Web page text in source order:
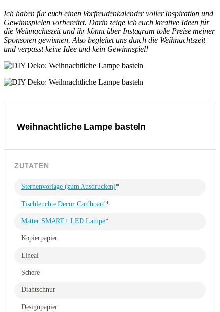
Ich haben für euch einen Vorfreudenkalender voller Inspiration und
Gewinnspielen vorbereitet. Darin zeige ich euch kreative Ideen für
die Weihnachtszeit und ihr könnt über Instagram tolle Preise meiner
Sponsoren gewinnen. Also begleitet uns durch die Weihnachtszeit
und verpasst keine Idee und kein Gewinnspiel!
Weihnachtliche Lampe basteln
ZUTATEN
Sternenvorlage (zum Ausdrucken)*
Tischleuchte Decor Cardboard*
Matter SMART+ LED Lampe*
Kopierpapier
Lineal
Schere
Drahtschnur
Designpapier